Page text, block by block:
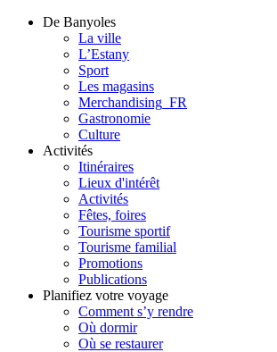
De Banyoles
La ville
L’Estany
Sport
Les magasins
Merchandising_FR
Gastronomie
Culture
Activités
Itinéraires
Lieux d'intérêt
Activités
Fêtes, foires
Tourisme sportif
Tourisme familial
Promotions
Publications
Planifiez votre voyage
Comment s’y rendre
Où dormir
Où se restaurer